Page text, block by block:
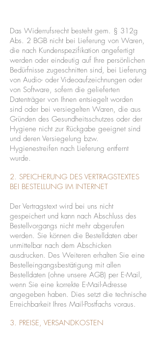
Das Widerrufsrecht besteht gem. § 312g
Abs. 2 BGB nicht bei Lieferung von Waren,
die nach Kundenspezifikation angefertigt
werden oder eindeutig auf Ihre persönlichen
Bedürfnisse zugeschnitten sind, bei Lieferung
von Audio- oder Videoaufzeichnungen oder
von Software, sofern die gelieferten
Datenträger von Ihnen entsiegelt worden
sind oder bei versiegelten Waren, die aus
Gründen des Gesundheitsschutzes oder der
Hygiene nicht zur Rückgabe geeignet sind
und deren Versiegelung bzw.
Hygienestreifen nach Lieferung entfernt
wurde.
2. SPEICHERUNG DES VERTRAGSTEXTES
BEI BESTELLUNG IM INTERNET
Der Vertragstext wird bei uns nicht
gespeichert und kann nach Abschluss des
Bestellvorgangs nicht mehr abgerufen
werden. Sie können die Bestelldaten aber
unmittelbar nach dem Abschicken
ausdrucken. Des Weiteren erhalten Sie eine
Bestelleingangsbestätigung mit allen
Bestelldaten (ohne unsere AGB) per E-Mail,
wenn Sie eine korrekte E-Mail-Adresse
angegeben haben. Dies setzt die technische
Erreichbarkeit Ihres Mail-Postfachs voraus.
3. PREISE, VERSANDKOSTEN